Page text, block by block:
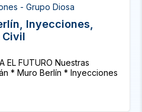
- Grupo Diosa
Inyecciones,
Civil
EL FUTURO Nuestras
* Muro Berlín * Inyecciones